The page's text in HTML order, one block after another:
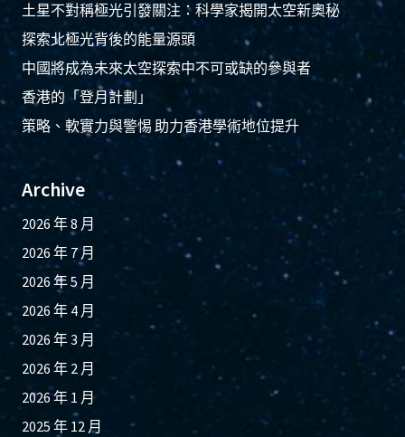
土星不對稱極光引發關注：科學家揭開太空新奧秘
探索北極光背後的能量源頭
中國將成為未來太空探索中不可或缺的參與者
香港的「登月計劃」
策略、軟實力與警惕 助力香港學術地位提升
Archive
2026 年 8 月
2026 年 7 月
2026 年 5 月
2026 年 4 月
2026 年 3 月
2026 年 2 月
2026 年 1 月
2025 年 12 月